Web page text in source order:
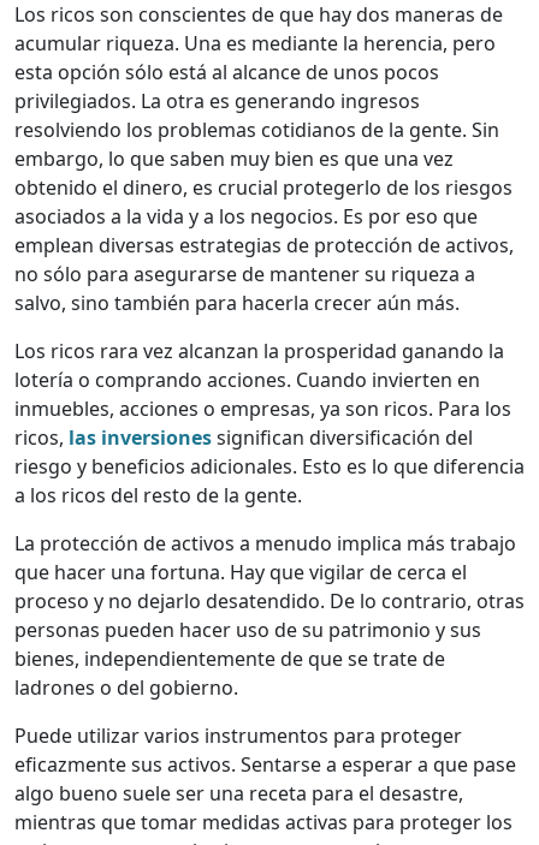
Los ricos son conscientes de que hay dos maneras de
acumular riqueza. Una es mediante la herencia, pero
esta opción sólo está al alcance de unos pocos
privilegiados. La otra es generando ingresos
resolviendo los problemas cotidianos de la gente. Sin
embargo, lo que saben muy bien es que una vez
obtenido el dinero, es crucial protegerlo de los riesgos
asociados a la vida y a los negocios. Es por eso que
emplean diversas estrategias de protección de activos,
no sólo para asegurarse de mantener su riqueza a
salvo, sino también para hacerla crecer aún más.
Los ricos rara vez alcanzan la prosperidad ganando la
lotería o comprando acciones. Cuando invierten en
inmuebles, acciones o empresas, ya son ricos. Para los
ricos, las inversionessignifican diversificación del
riesgo y beneficios adicionales. Esto es lo que diferencia
a los ricos del resto de la gente.
La protección de activos a menudo implica más trabajo
que hacer una fortuna. Hay que vigilar de cerca el
proceso y no dejarlo desatendido. De lo contrario, otras
personas pueden hacer uso de su patrimonio y sus
bienes, independientemente de que se trate de
ladrones o del gobierno.
Puede utilizar varios instrumentos para proteger
eficazmente sus activos. Sentarse a esperar a que pase
algo bueno suele ser una receta para el desastre,
mientras que tomar medidas activas para proteger los